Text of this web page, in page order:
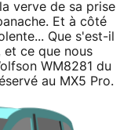
verve de sa prise
Et à côté
Que s'est-il
et ce que nous
WM8281 du
au MX5 Pro.